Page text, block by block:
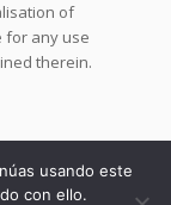
of
for any use
therein.
usando este
con ello.